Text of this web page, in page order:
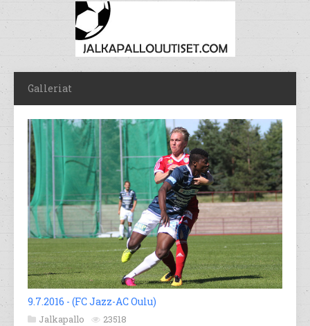
Galleriat
9.7.2016 - (FC Jazz-AC Oulu)
Jalkapallo 23518